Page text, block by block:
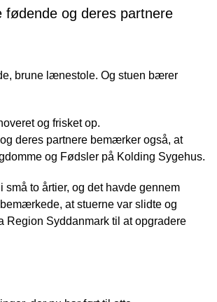
og deres partnere
brune lænestole. Og stuen bærer
og frisket op.
deres partnere bemærker også, at
og Fødsler på Kolding Sygehus.
to årtier, og det havde gennem
at stuerne var slidte og
Region Syddanmark til at opgradere